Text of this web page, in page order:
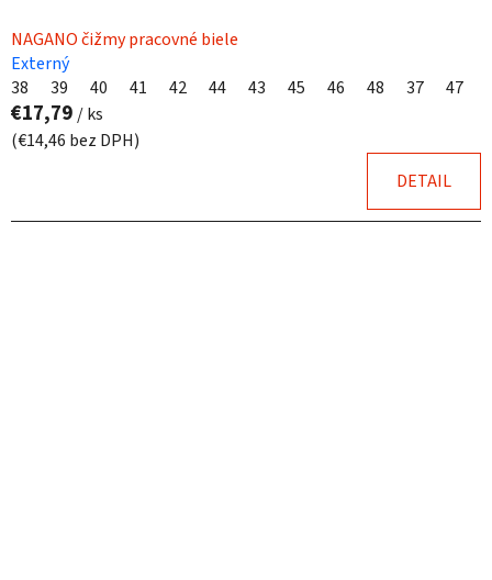
NAGANO čižmy pracovné biele
Externý
38
39 40 41 42 44 43 45 46 48 37 47
€17,79 / ks
(€14,46 bez DPH)
DETAIL